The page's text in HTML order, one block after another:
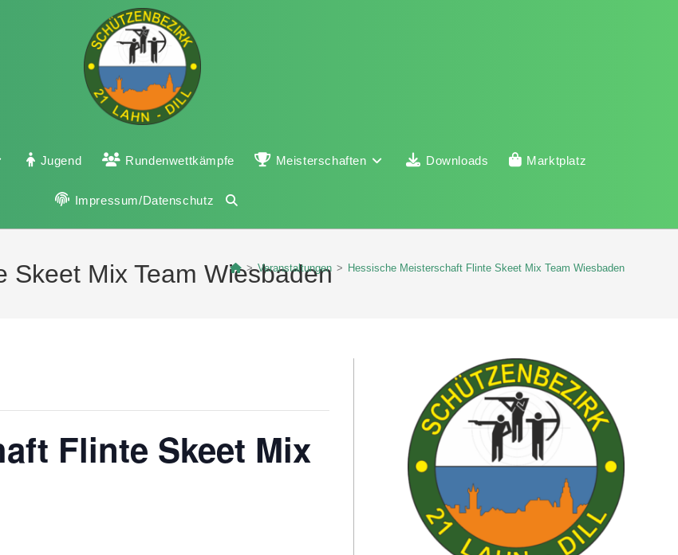
Jugend Rundenwettkämpfe Meisterschaften Downloads Marktplatz
Impressum/Datenschutz
Skeet Mix Team Wiesbaden
> Veranstaltungen > Hessische Meisterschaft Flinte Skeet Mix Team Wiesbaden
Flinte Skeet Mix